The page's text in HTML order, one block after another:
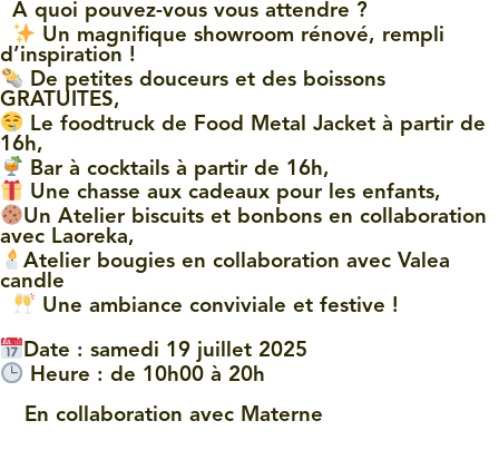
À quoi pouvez-vous vous attendre ?
Un magnifique showroom rénové, rempli
d’inspiration !
De petites douceurs et des boissons
GRATUITES,
Le foodtruck de Food Metal Jacket à partir de
16h,
Bar à cocktails à partir de 16h,
Une chasse aux cadeaux pour les enfants,
Un Atelier biscuits et bonbons en collaboration
avec Laoreka,
Atelier bougies en collaboration avec Valea
candle
Une ambiance conviviale et festive !
Date : samedi 19 juillet 2025
Heure : de 10h00 à 20h
En collaboration avec Materne